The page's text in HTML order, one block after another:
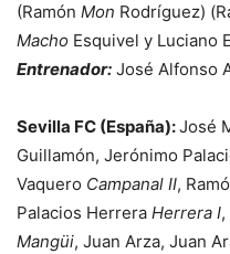
(Ramón Mon Rodríguez)
Macho Esquivel y Luciano
Entrenador: José Alfonso
Sevilla FC (España):José
Guillamón, Jerónimo
Vaquero Campanal II,
Palacios Herrera Herrera I
Mangüi, Juan Arza, Juan